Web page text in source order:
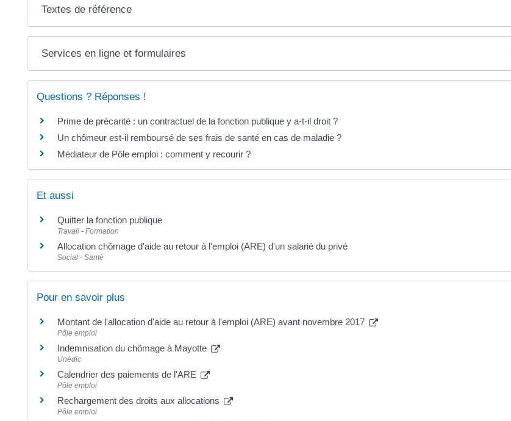
Textes de référence
Services en ligne et formulaires
Questions ? Réponses !
Prime de précarité : un contractuel de la fonction publique y a-t-il droit ?
Un chômeur est-il remboursé de ses frais de santé en cas de maladie ?
Médiateur de Pôle emploi : comment y recourir ?
Et aussi
Quitter la fonction publique
Travail - Formation
Allocation chômage d'aide au retour à l'emploi (ARE) d'un salarié du privé
Social - Santé
Pour en savoir plus
Montant de l'allocation d'aide au retour à l'emploi (ARE) avant novembre 2017
Pôle emploi
Indemnisation du chômage à Mayotte
Unédic
Calendrier des paiements de l'ARE
Pôle emploi
Rechargement des droits aux allocations
Pôle emploi